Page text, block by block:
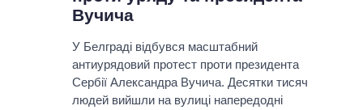
Вучича
У Белграді відбувся масштабний
антиурядовий протест проти президента
Сербії Александра Вучича. Десятки тисяч
людей вийшли на вулиці напередодні